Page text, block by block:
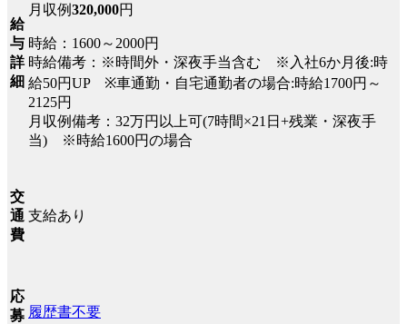
給
与
詳
細
月収例320,000円
時給：1600～2000円
時給備考：※時間外・深夜手当含む ※入社6か月後:時
給50円UP ※車通勤・自宅通勤者の場合:時給1700円～
2125円
月収例備考：32万円以上可(7時間×21日+残業・深夜手
当) ※時給1600円の場合
交
通
費
支給あり
応
募 履歴書不要